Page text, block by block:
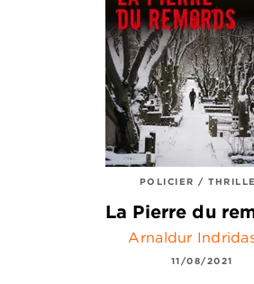
POLICIER /
La Pierre du
Arnaldur
11/08/2021